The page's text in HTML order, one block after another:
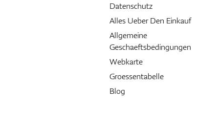
Datenschutz
Alles Ueber Den Einkauf
Allgemeine
Geschaeftsbedingungen
Webkarte
Groessentabelle
Blog